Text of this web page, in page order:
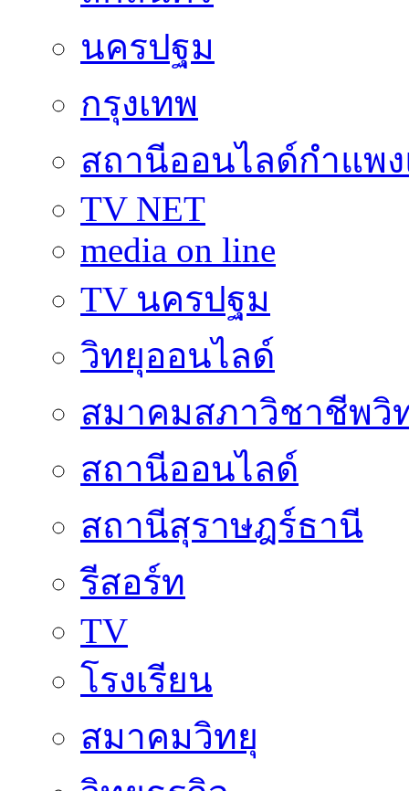
นครปฐม
กรุงเทพ
สถานีออนไลด์กำแพ
TV NET
media on line
TV นครปฐม
วิทยุออนไลด์
สมาคมสภาวิชาชีพวิ
สถานีออนไลด์
สถานีสุราษฎร์ธานี
รีสอร์ท
TV
โรงเรียน
สมาคมวิทยุ